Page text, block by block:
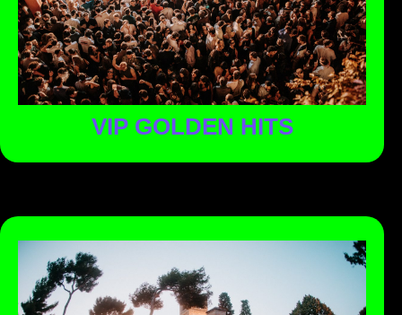
VIP GOLDEN HITS
a través de varias décadas de música icónica, desde los
80’s hasta los primeros 90’s y más allá.
Un año más abrimos las puertas del monasterio con